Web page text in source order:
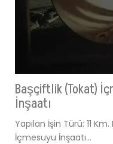
Başçiftlik (Tokat)
İnşaatı
Yapılan İşin Türü: 11
İçmesuyu İnşaatı…